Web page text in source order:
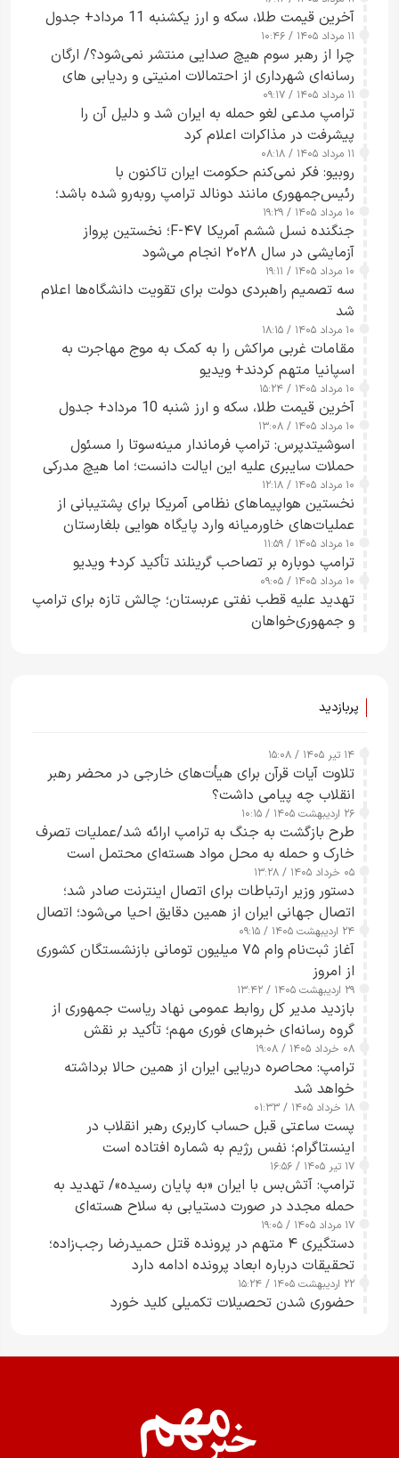
آخرین قیمت طلا، سکه و ارز یکشنبه 11 مرداد+ جدول
۱۱ مرداد ۱۴۰۵ / ۱۰:۴۶
چرا از رهبر سوم هیچ صدایی منتشر نمی‌شود؟/ ارگان
رسانه‌ای شهرداری از احتمالات امنیتی و ردیابی های
جاسوسی گفت
۱۱ مرداد ۱۴۰۵ / ۰۹:۱۷
ترامپ مدعی لغو حمله به ایران شد و دلیل آن را
پیشرفت در مذاکرات اعلام کرد
۱۱ مرداد ۱۴۰۵ / ۰۸:۱۸
روبیو: فکر نمی‌کنم حکومت ایران تاکنون با
رئیس‌جمهوری مانند دونالد ترامپ روبه‌رو شده باشد؛
کسی که واقعاً دست به اقدام می‌زند
۱۰ مرداد ۱۴۰۵ / ۱۹:۲۹
جنگنده نسل ششم آمریکا F-۴۷؛ نخستین پرواز
آزمایشی در سال ۲۰۲۸ انجام می‌شود
۱۰ مرداد ۱۴۰۵ / ۱۹:۱۱
سه تصمیم راهبردی دولت برای تقویت دانشگاه‌ها اعلام
شد
۱۰ مرداد ۱۴۰۵ / ۱۸:۱۵
مقامات غربی مراکش را به کمک به موج مهاجرت به
اسپانیا متهم کردند+ ویدیو
۱۰ مرداد ۱۴۰۵ / ۱۵:۲۴
آخرین قیمت طلا، سکه و ارز شنبه 10 مرداد+ جدول
۱۰ مرداد ۱۴۰۵ / ۱۳:۰۸
اسوشیتدپرس: ترامپ فرماندار مینه‌سوتا را مسئول
حملات سایبری علیه این ایالت دانست؛ اما هیچ مدرکی
ارائه نکرد
۱۰ مرداد ۱۴۰۵ / ۱۲:۱۸
نخستین هواپیماهای نظامی آمریکا برای پشتیبانی از
عملیات‌های خاورمیانه وارد پایگاه هوایی بلغارستان
شدند
۱۰ مرداد ۱۴۰۵ / ۱۱:۵۹
ترامپ دوباره بر تصاحب گرینلند تأکید کرد+ ویدیو
۱۰ مرداد ۱۴۰۵ / ۰۹:۰۵
تهدید علیه قطب نفتی عربستان؛ چالش تازه برای ترامپ
و جمهوری‌خواهان
پربازدید
۱۴ تیر ۱۴۰۵ / ۱۵:۰۸
تلاوت آیات قرآن برای هیأت‌های خارجی در محضر رهبر
انقلاب چه پیامی داشت؟
۲۶ اردیبهشت ۱۴۰۵ / ۱۰:۱۵
طرح‌ بازگشت به جنگ به ترامپ ارائه شد/عملیات تصرف
خارک و حمله به محل مواد هسته‌ای محتمل است
۰۵ خرداد ۱۴۰۵ / ۱۳:۲۸
دستور وزیر ارتباطات برای اتصال اینترنت صادر شد؛
اتصال جهانی ایران از همین دقایق احیا می‌شود؛ اتصال
کامل مردم تا ۲۴ ساعت آینده
۲۴ اردیبهشت ۱۴۰۵ / ۰۹:۱۵
آغاز ثبت‌نام وام ۷۵ میلیون تومانی بازنشستگان کشوری
از امروز
۲۹ اردیبهشت ۱۴۰۵ / ۱۳:۴۲
بازدید مدیر کل روابط عمومی نهاد ریاست جمهوری از
گروه رسانه‌ای خبرهای فوری مهم؛ تأکید بر نقش
رسانه‌های هوشمند و مسئول در ارتقای آگاهی عمومی
۰۸ خرداد ۱۴۰۵ / ۱۹:۰۸
ترامپ: محاصره دریایی ایران از همین حالا برداشته
خواهد شد
۱۸ خرداد ۱۴۰۵ / ۰۱:۳۳
پست ساعتی قبل حساب کاربری رهبر انقلاب در
اینستاگرام؛ نفس رژیم به شماره افتاده است​
۱۷ تیر ۱۴۰۵ / ۱۶:۵۶
ترامپ: آتش‌بس با ایران «به پایان رسیده»/ تهدید به
حمله مجدد در صورت دستیابی به سلاح هسته‌ای
۱۷ مرداد ۱۴۰۵ / ۱۹:۰۵
دستگیری ۴ متهم در پرونده قتل حمیدرضا رجب‌زاده؛
تحقیقات درباره ابعاد پرونده ادامه دارد
۲۲ اردیبهشت ۱۴۰۵ / ۱۵:۲۴
حضوری شدن تحصیلات تکمیلی کلید خورد